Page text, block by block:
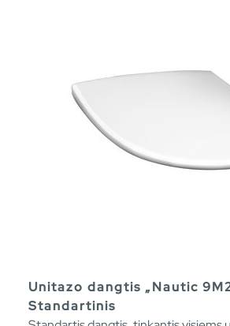
Unitazo dangtis „Nautic
Standartinis